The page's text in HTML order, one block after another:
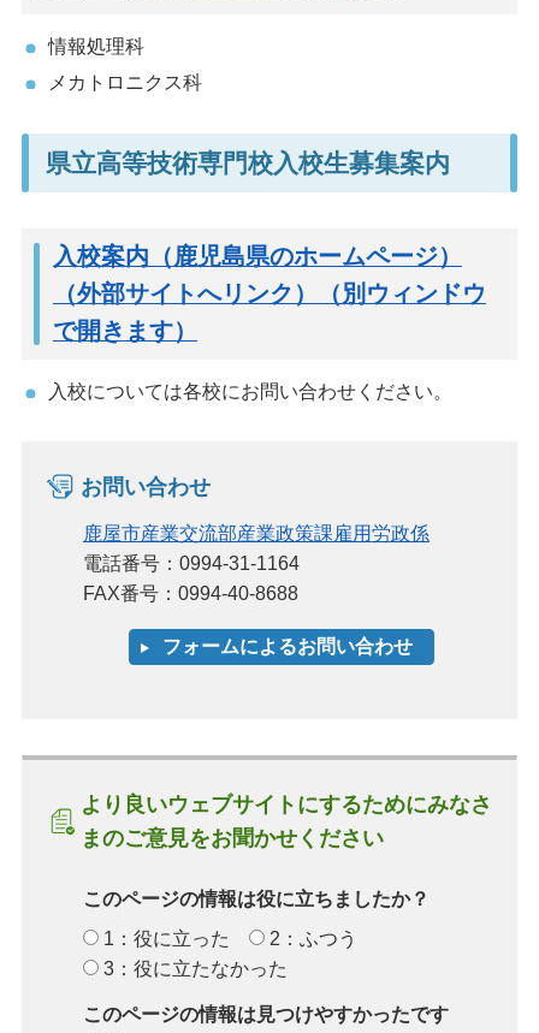
情報処理科
メカトロニクス科
県立高等技術専門校入校生募集案内
入校案内（鹿児島県のホームページ）
（外部サイトへリンク）（別ウィンドウ
で開きます）
入校については各校にお問い合わせください。
お問い合わせ
鹿屋市産業交流部産業政策課雇用労政係
電話番号：0994-31-1164
FAX番号：0994-40-8688
より良いウェブサイトにするためにみなさ
まのご意見をお聞かせください
このページの情報は役に立ちましたか？
1：役に立った
2：ふつう
3：役に立たなかった
このページの情報は見つけやすかったです